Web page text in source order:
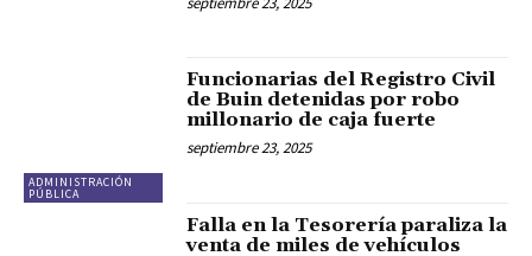
ADMINISTRACIÓN
PÚBLICA
Funcionarias del Registro Civil
de Buin detenidas por robo
millonario de caja fuerte
septiembre 23, 2025
Falla en la Tesorería paraliza la
venta de miles de vehículos